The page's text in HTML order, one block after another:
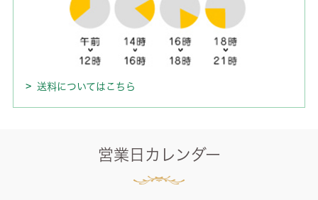
送料についてはこちら
営業日カレンダー